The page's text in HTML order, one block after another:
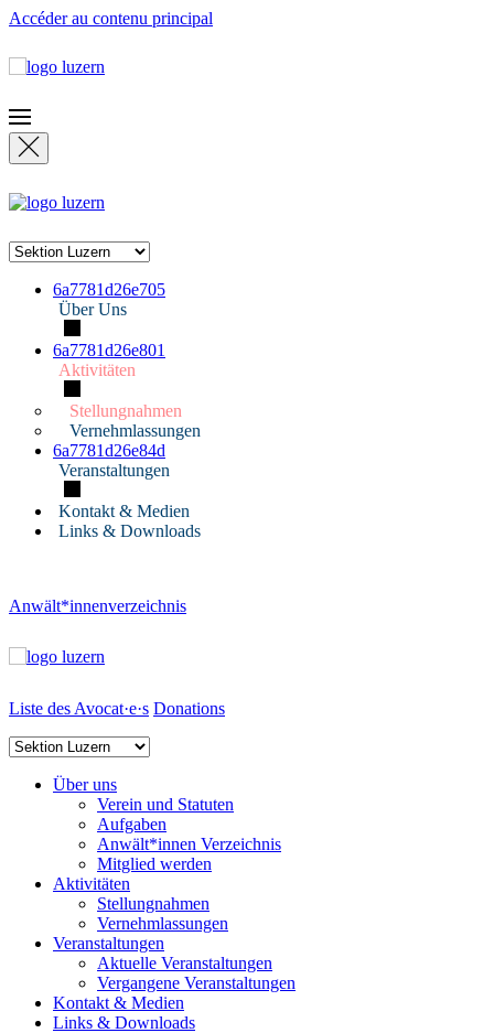
Accéder au contenu principal
6a7781d26e705
Über Uns
6a7781d26e801
Aktivitäten
Stellungnahmen
Vernehmlassungen
6a7781d26e84d
Veranstaltungen
Kontakt & Medien
Links & Downloads
Anwält*innenverzeichnis
Liste des Avocat·e·s Donations
Über uns
Verein und Statuten
Aufgaben
Anwält*innen Verzeichnis
Mitglied werden
Aktivitäten
Stellungnahmen
Vernehmlassungen
Veranstaltungen
Aktuelle Veranstaltungen
Vergangene Veranstaltungen
Kontakt & Medien
Links & Downloads